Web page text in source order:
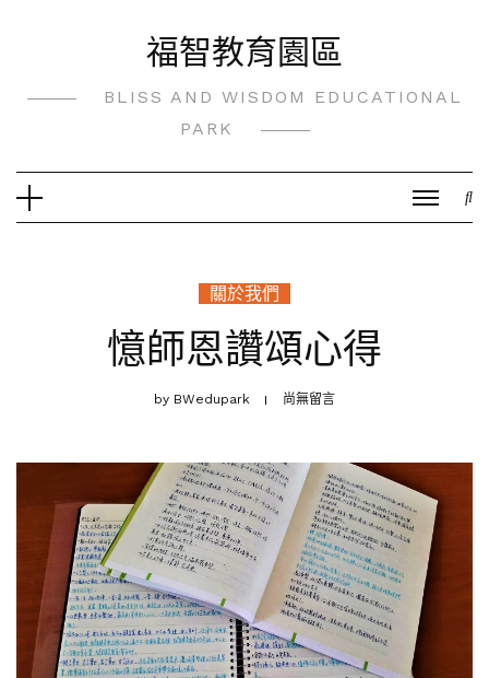
福智教育園區
BLISS AND WISDOM EDUCATIONAL
PARK
關於我們
憶師恩讚頌心得
by BWedupark 尚無留言